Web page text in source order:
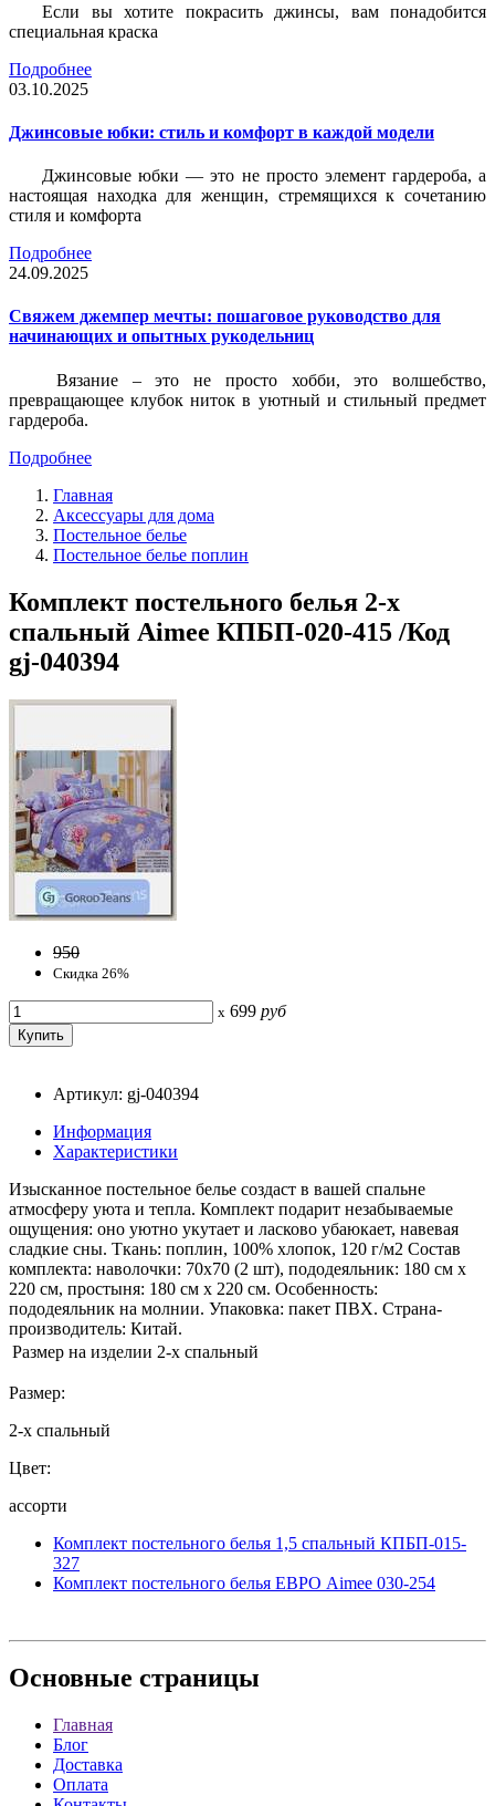
Если вы хотите покрасить джинсы, вам понадобится
специальная краска
Подробнее
03.10.2025
Джинсовые юбки: стиль и комфорт в каждой модели
Джинсовые юбки — это не просто элемент гардероба, а
настоящая находка для женщин, стремящихся к сочетанию
стиля и комфорта
Подробнее
24.09.2025
Свяжем джемпер мечты: пошаговое руководство для
начинающих и опытных рукодельниц
Вязание – это не просто хобби, это волшебство,
превращающее клубок ниток в уютный и стильный предмет
гардероба.
Подробнее
Главная
Аксессуары для дома
Постельное белье
Постельное белье поплин
Комплект постельного белья 2-х
спальный Aimee КПБП-020-415 /Код
gj-040394
950
Скидка 26%
x 699 руб
Артикул: gj-040394
Информация
Характеристики
Изысканное постельное белье создаст в вашей спальне
атмосферу уюта и тепла. Комплект подарит незабываемые
ощущения: оно уютно укутает и ласково убаюкает, навевая
сладкие сны. Ткань: поплин, 100% хлопок, 120 г/м2 Состав
комплекта: наволочки: 70x70 (2 шт), пододеяльник: 180 см x
220 см, простыня: 180 см x 220 см. Особенность:
пододеяльник на молнии. Упаковка: пакет ПВХ. Страна-
производитель: Китай.
Размер на изделии 2-х спальный
Размер:
2-х спальный
Цвет:
ассорти
Комплект постельного белья 1,5 спальный КПБП-015-
327
Комплект постельного белья ЕВРО Aimee 030-254
Основные страницы
Главная
Блог
Доставка
Оплата